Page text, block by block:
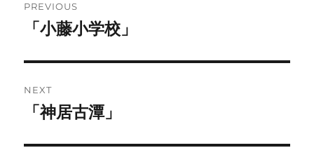
navigation
PREVIOUS
Previous
「小藤小学校」
NEXT
Next
「神居古潭」